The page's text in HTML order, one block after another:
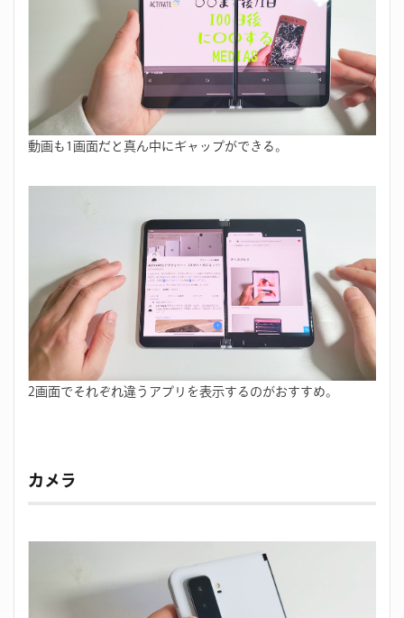
動画も1画面だと真ん中にギャップができる。
2画面でそれぞれ違うアプリを表示するのがおすすめ。
カメラ